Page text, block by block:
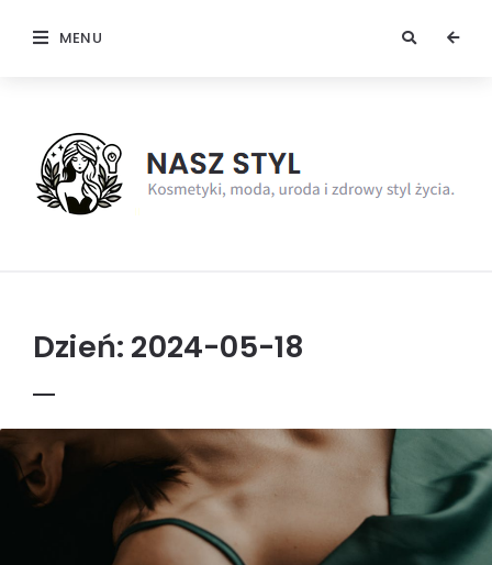
MENU
Dzień: 2024-05-18